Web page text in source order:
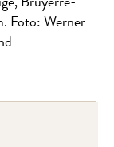
Bruyerre-
Foto: Werner